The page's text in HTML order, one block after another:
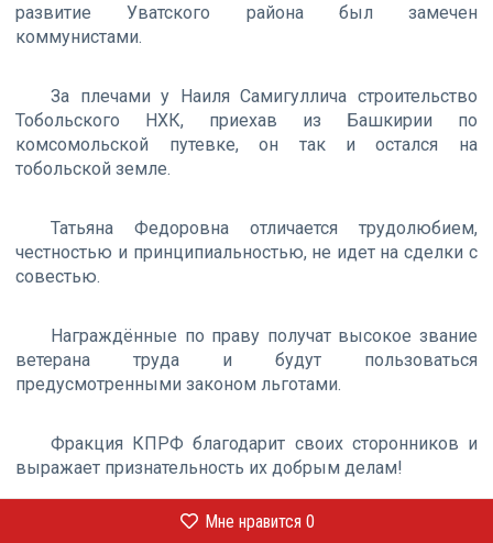
развитие Уватского района был замечен
коммунистами.
За плечами у Наиля Самигуллича строительство
Тобольского НХК, приехав из Башкирии по
комсомольской путевке, он так и остался на
тобольской земле.
Татьяна Федоровна отличается трудолюбием,
честностью и принципиальностью, не идет на сделки с
совестью.
Награждённые по праву получат высокое звание
ветерана труда и будут пользоваться
предусмотренными законом льготами.
Фракция КПРФ благодарит своих сторонников и
выражает признательность их добрым делам!
Мне нравится 0